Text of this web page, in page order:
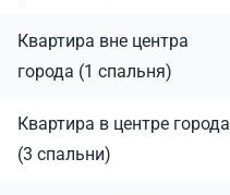
Квартира вне центра
города (1 спальня)
Квартира в центре города
(3 спальни)